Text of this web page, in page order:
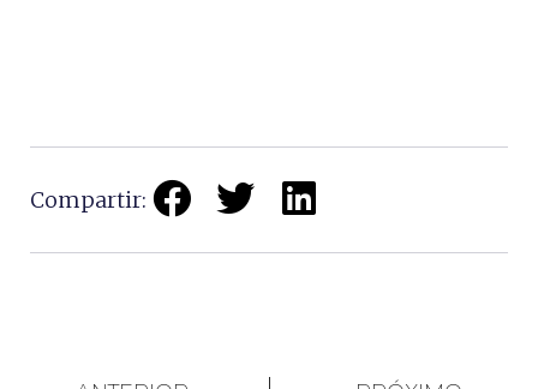
Compartir: